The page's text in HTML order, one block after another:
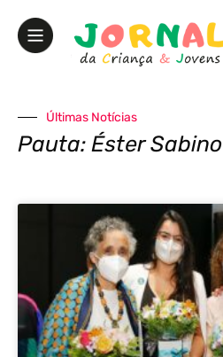
Últimas Notícias
Pauta: Éster Sabino